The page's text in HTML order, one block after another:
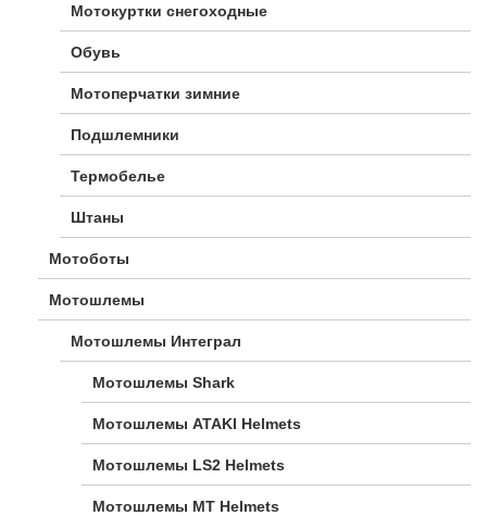
Мотокуртки снегоходные
Обувь
Мотоперчатки зимние
Подшлемники
Термобелье
Штаны
Мотоботы
Мотошлемы
Мотошлемы Интеграл
Мотошлемы Shark
Мотошлемы ATAKI Helmets
Мотошлемы LS2 Helmets
Мотошлемы MT Helmets